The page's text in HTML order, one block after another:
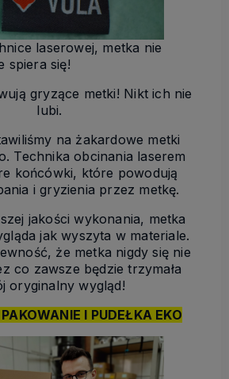
laserowej, metka nie
spiera się!
gryzące metki! Nikt ich nie
lubi.
na żakardowe metki
Technika obcinania laserem
końcówki, które powodują
i gryzienia przez metkę.
jakości wykonania, metka
jak wyszyta w materiale.
że metka nigdy się nie
co zawsze będzie trzymała
oryginalny wygląd!
I PUDEŁKA EKO